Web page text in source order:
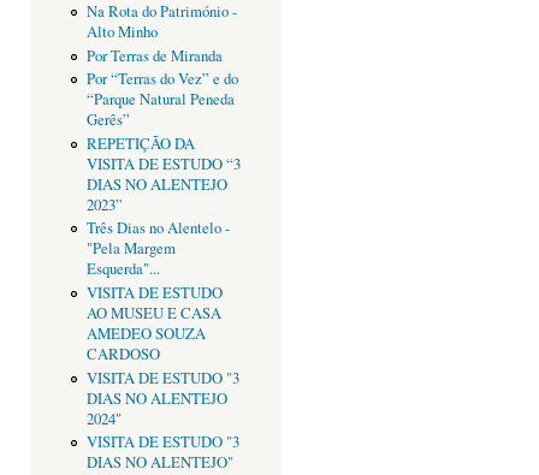
Na Rota do Património -
Alto Minho
Por Terras de Miranda
Por “Terras do Vez” e do
“Parque Natural Peneda
Gerês”
REPETIÇÃO DA
VISITA DE ESTUDO “3
DIAS NO ALENTEJO
2023”
Três Dias no Alentelo -
"Pela Margem
Esquerda"...
VISITA DE ESTUDO
AO MUSEU E CASA
AMEDEO SOUZA
CARDOSO
VISITA DE ESTUDO "3
DIAS NO ALENTEJO
2024"
VISITA DE ESTUDO "3
DIAS NO ALENTEJO"